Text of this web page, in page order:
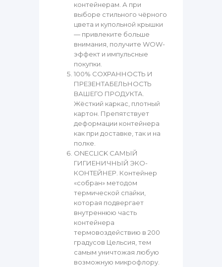
контейнерам. А при
выборе стильного чёрного
цвета и купольной крышки
— привлеките больше
внимания, получите WOW-
эффект и импульсные
покупки.
100% СОХРАННОСТЬ И
ПРЕЗЕНТАБЕЛЬНОСТЬ
ВАШЕГО ПРОДУКТА.
Жёсткий каркас, плотный
картон. Препятствует
деформации контейнера
как при доставке, так и на
полке.
ONECLICK САМЫЙ
ГИГИЕНИЧНЫЙ ЭКО-
КОНТЕЙНЕР. Контейнер
«собран» методом
термической спайки,
которая подвергает
внутреннюю часть
контейнера
термовоздействию в 200
градусов Цельсия, тем
самым уничтожая любую
возможную микрофлору.